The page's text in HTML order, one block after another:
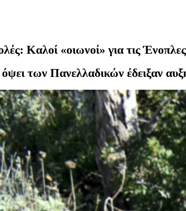
Καλοί «οιωνοί» για τις
όψει των Πανελλαδικών έδειξαν